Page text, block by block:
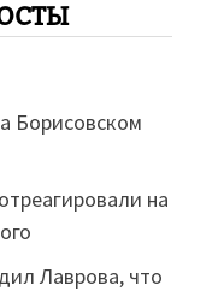
Борисовском
на
Лаврова, что